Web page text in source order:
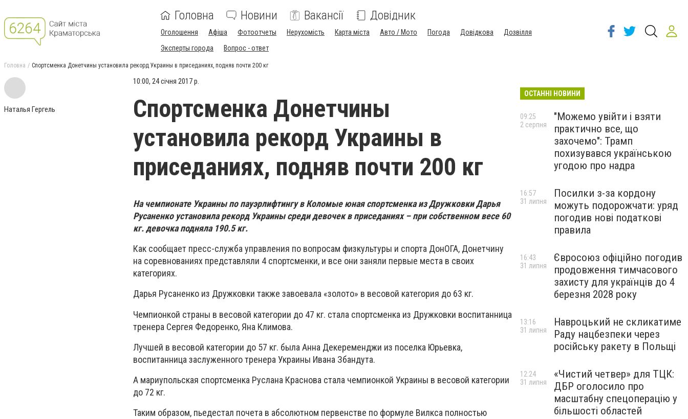
Головна Новини Вакансії Довідник
Оголошення Афіша Фотоотчеты Нерухомість Карта міста Авто / Мото Погода Довідкова
Дозвілля
Эксперты города
Вопрос - ответ
Головна Спортсменка Донетчины установила рекорд Украины в приседаниях, подняв почти 200 кг
Наталья Гергель
10:00, 24 січня 2017 р.
Спортсменка Донетчины
установила рекорд Украины в
приседаниях, подняв почти 200 кг
На чемпионате Украины по пауэрлифтингу в Коломые юная спортсменка из Дружковки Дарья
Русаненко установила рекорд Украины среди девочек в приседаниях – при собственном весе 60
кг. девочка подняла 190.5 кг.
Как сообщает пресс-служба управления по вопросам физкультуры и спорта ДонОГА, Донетчину
на соревнованиях представляли 4 спортсменки, и все они заняли первые места в своих
категориях.
Дарья Русаненко из Дружковки также завоевала «золото» в весовой категория до 63 кг.
Чемпионкой страны в весовой категории до 47 кг. стала спортсменка из Дружковки воспитанница
тренера Сергея Федоренко, Яна Климова.
Лучшей в весовой категории до 57 кг. была Анна Декеременджи из поселка Юрьевка,
воспитанница заслуженного тренера Украины Ивана Збандута.
А мариупольская спортсменка Руслана Краснова стала чемпионкой Украины в весовой категории
до 72 кг.
Таким образом, пьедестал почета в абсолютном первенстве по формуле Вилкса полностью
ОСТАННІ НОВИНИ
"Можемо увійти і взяти
практично все, що
захочемо": Трамп
похизувався українською
угодою про надра
09:25
2 серпня
Посилки з-за кордону
можуть подорожчати: уряд
погодив нові податкові
правила
16:57
31 липня
Євросоюз офіційно погодив
продовження тимчасового
захисту для українців до 4
березня 2028 року
16:43
31 липня
Навроцький не скликатиме
Раду нацбезпеки через
російську ракету в Польщі
13:16
31 липня
«Чистий четвер» для ТЦК:
ДБР оголосило про
масштабну спецоперацію у
більшості областей
12:24
31 липня